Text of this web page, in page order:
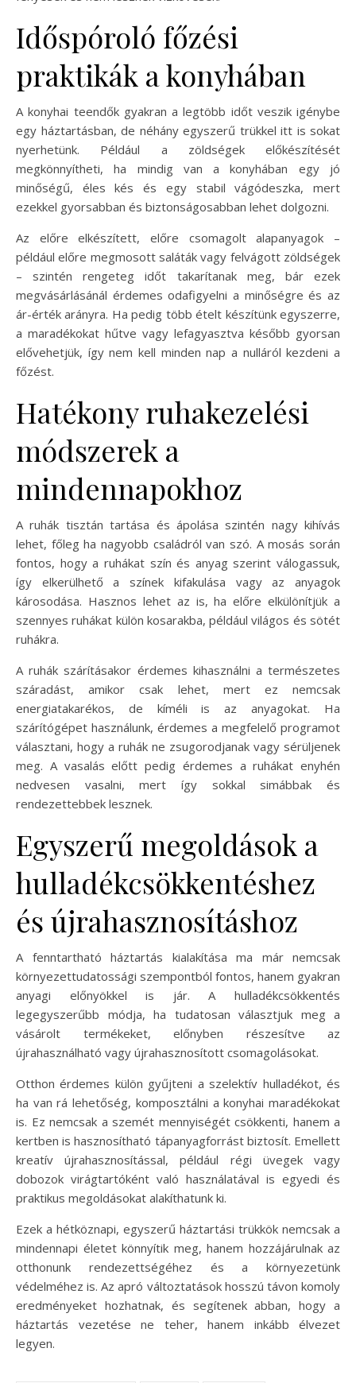
Időspóroló főzési
praktikák a konyhában
A konyhai teendők gyakran a legtöbb időt veszik igénybe
egy háztartásban, de néhány egyszerű trükkel itt is sokat
nyerhetünk. Például a zöldségek előkészítését
megkönnyítheti, ha mindig van a konyhában egy jó
minőségű, éles kés és egy stabil vágódeszka, mert
ezekkel gyorsabban és biztonságosabban lehet dolgozni.
Az előre elkészített, előre csomagolt alapanyagok –
például előre megmosott saláták vagy felvágott zöldségek
– szintén rengeteg időt takarítanak meg, bár ezek
megvásárlásánál érdemes odafigyelni a minőségre és az
ár-érték arányra. Ha pedig több ételt készítünk egyszerre,
a maradékokat hűtve vagy lefagyasztva később gyorsan
elővehetjük, így nem kell minden nap a nulláról kezdeni a
főzést.
Hatékony ruhakezelési
módszerek a
mindennapokhoz
A ruhák tisztán tartása és ápolása szintén nagy kihívás
lehet, főleg ha nagyobb családról van szó. A mosás során
fontos, hogy a ruhákat szín és anyag szerint válogassuk,
így elkerülhető a színek kifakulása vagy az anyagok
károsodása. Hasznos lehet az is, ha előre elkülönítjük a
szennyes ruhákat külön kosarakba, például világos és sötét
ruhákra.
A ruhák szárításakor érdemes kihasználni a természetes
száradást, amikor csak lehet, mert ez nemcsak
energiatakarékos, de kíméli is az anyagokat. Ha
szárítógépet használunk, érdemes a megfelelő programot
választani, hogy a ruhák ne zsugorodjanak vagy sérüljenek
meg. A vasalás előtt pedig érdemes a ruhákat enyhén
nedvesen vasalni, mert így sokkal simábbak és
rendezettebbek lesznek.
Egyszerű megoldások a
hulladékcsökkentéshez
és újrahasznosításhoz
A fenntartható háztartás kialakítása ma már nemcsak
környezettudatossági szempontból fontos, hanem gyakran
anyagi előnyökkel is jár. A hulladékcsökkentés
legegyszerűbb módja, ha tudatosan választjuk meg a
vásárolt termékeket, előnyben részesítve az
újrahasználható vagy újrahasznosított csomagolásokat.
Otthon érdemes külön gyűjteni a szelektív hulladékot, és
ha van rá lehetőség, komposztálni a konyhai maradékokat
is. Ez nemcsak a szemét mennyiségét csökkenti, hanem a
kertben is hasznosítható tápanyagforrást biztosít. Emellett
kreatív újrahasznosítással, például régi üvegek vagy
dobozok virágtartóként való használatával is egyedi és
praktikus megoldásokat alakíthatunk ki.
Ezek a hétköznapi, egyszerű háztartási trükkök nemcsak a
mindennapi életet könnyítik meg, hanem hozzájárulnak az
otthonunk rendezettségéhez és a környezetünk
védelméhez is. Az apró változtatások hosszú távon komoly
eredményeket hozhatnak, és segítenek abban, hogy a
háztartás vezetése ne teher, hanem inkább élvezet
legyen.